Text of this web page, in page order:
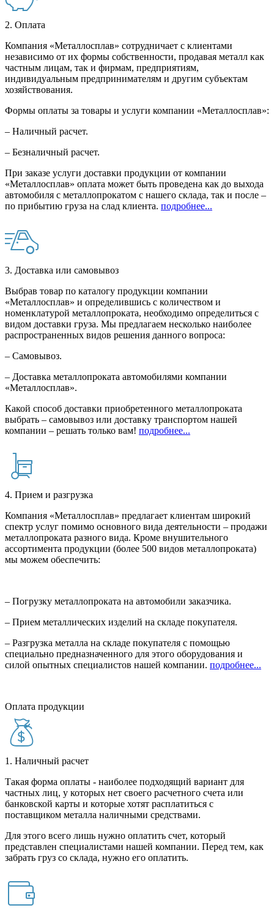
2. Оплата
Компания «Металлосплав» сотрудничает с клиентами
независимо от их формы собственности, продавая металл как
частным лицам, так и фирмам, предприятиям,
индивидуальным предпринимателям и другим субъектам
хозяйствования.
Формы оплаты за товары и услуги компании «Металлосплав»:
– Наличный расчет.
– Безналичный расчет.
При заказе услуги доставки продукции от компании
«Металлосплав» оплата может быть проведена как до выхода
автомобиля с металлопрокатом с нашего склада, так и после –
по прибытию груза на слад клиента. подробнее...
3. Доставка или самовывоз
Выбрав товар по каталогу продукции компании
«Металлосплав» и определившись с количеством и
номенклатурой металлопроката, необходимо определиться с
видом доставки груза. Мы предлагаем несколько наиболее
распространенных видов решения данного вопроса:
– Самовывоз.
– Доставка металлопроката автомобилями компании
«Металлосплав».
Какой способ доставки приобретенного металлопроката
выбрать – самовывоз или доставку транспортом нашей
компании – решать только вам! подробнее...
4. Прием и разгрузка
Компания «Металлосплав» предлагает клиентам широкий
спектр услуг помимо основного вида деятельности – продажи
металлопроката разного вида. Кроме внушительного
ассортимента продукции (более 500 видов металлопроката)
мы можем обеспечить:
– Погрузку металлопроката на автомобили заказчика.
– Прием металлических изделий на складе покупателя.
– Разгрузка металла на складе покупателя с помощью
специально предназначенного для этого оборудования и
силой опытных специалистов нашей компании. подробнее...
Оплата продукции
1. Наличный расчет
Такая форма оплаты - наиболее подходящий вариант для
частных лиц, у которых нет своего расчетного счета или
банковской карты и которые хотят расплатиться с
поставщиком металла наличными средствами.
Для этого всего лишь нужно оплатить счет, который
представлен специалистами нашей компании. Перед тем, как
забрать груз со склада, нужно его оплатить.